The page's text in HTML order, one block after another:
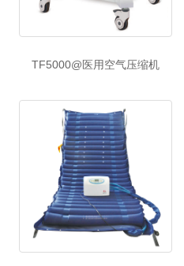
TF5000@医用空气压缩机